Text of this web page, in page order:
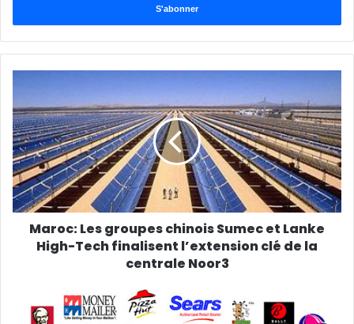
Maroc: Les groupes chinois Sumec et Lanke
High-Tech finalisent l’extension clé de la
centrale Noor3